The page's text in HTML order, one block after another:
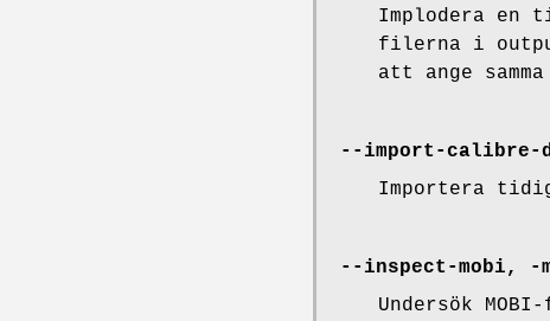
Implodera en
filerna i
att ange
--import-calibre-
Importera
--inspect-mobi, -
Undersök